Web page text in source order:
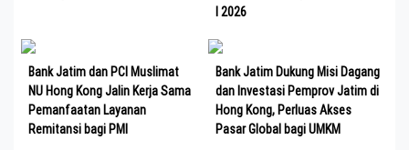
I 2026
Bank Jatim dan PCI Muslimat
NU Hong Kong Jalin Kerja Sama
Pemanfaatan Layanan
Remitansi bagi PMI
Bank Jatim Dukung Misi Dagang
dan Investasi Pemprov Jatim di
Hong Kong, Perluas Akses
Pasar Global bagi UMKM